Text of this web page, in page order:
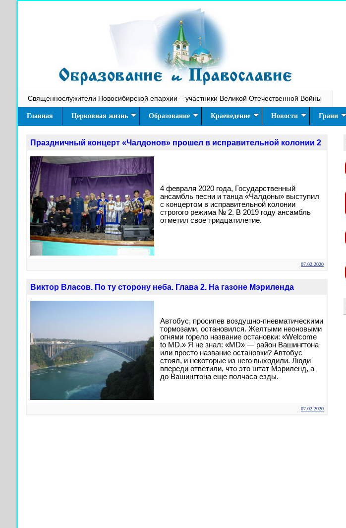
Священнослужители Новосибирской епархии – участники Великой Отечественной Войны
Главная Церковная жизнь Образование Краеведение Новости Грани
Праздничный концерт «Чалдонов» прошел в исправительной колонии 2
4 февраля 2020 года, Государственный
ансамбль песни и танца «Чалдоны» выступил
с концертом в исправительной колонии
строгого режима № 2. В 2019 году ансамбль
отметил свое тридцатилетие.
07.02.2020
Виктор Власов. По ту сторону неба. Глава 2. На газоне Мэриленда
Автобус, просипев воздушно-пневматическими
тормозами, остановился. Желтыми неоновыми
огнями горело название остановки: «Welcome
to MD.» Я не знал: «MD» — район Вашингтона
или просто название остановки? Автобус
стоял, и некоторые из него выходили. Люди
впереди ответили, что это штат Мэриленд, а
до Вашингтона еще полчаса езды.
07.02.2020